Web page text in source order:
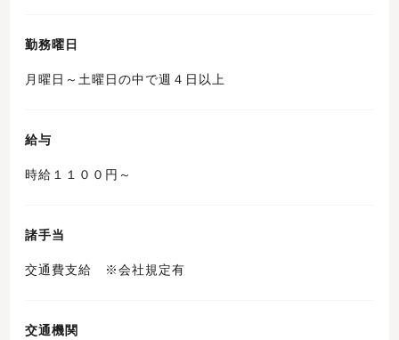
勤務曜日
月曜日～土曜日の中で週４日以上
給与
時給１１００円～
諸手当
交通費支給 ※会社規定有
交通機関